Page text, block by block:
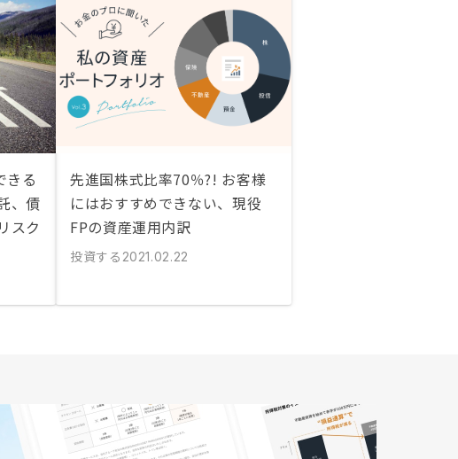
きる
、債
スク
先進国株式比率70％?! お客様
にはおすすめできない、現役
FPの資産運用内訳
投資する 2021.02.22